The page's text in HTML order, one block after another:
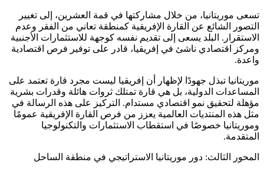
تسعى موريتانيا، من خلال مشاركتها في قمة العشرين، إلى تغيير
التصور الشائع عن القارة الإفريقية كمنطقة تعاني من الفقر وعدم
الاستقرار. البلد يسعى إلى تقديم نفسه كوجهة للاستثمارات الأجنبية
ومركز اقتصادي ناشئ في إفريقيا، قادر على توفير فرص اقتصادية
واعدة.
موريتانيا تبذل جهودًا لإظهار أن إفريقيا ليست مجرد قارة تعتمد على
المساعدات الدولية، بل هي قارة تمتلك ثروات هائلة وقدرات بشرية
مؤهلة لتحقيق نمو اقتصادي مستدام. التركيز على هذه الرسالة في
مثل هذه المنتديات العالمية يعزز من فرص القارة الإفريقية عمومًا
وموريتانيا خصوصًا في استقطاب الاستثمارات والتكنولوجيا
المتقدمة.
المحور الثالث: دور موريتانيا الاستراتيجي في منطقة الساحل